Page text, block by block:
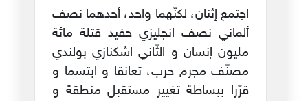
اجتمع إثنان، لكنّهما واحد، أحدهما نصف
ألماني نصف انجليزي حفيد قتلة مائة
مليون إنسان و الثّاني اشكنازي بولندي
مصنّف مجرم حرب، تعانقا و ابتسما و
قرّرا ببساطة تغيير مستقبل منطقة و